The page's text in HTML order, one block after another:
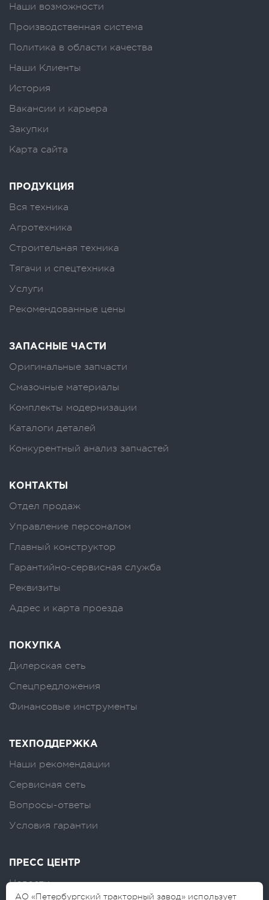
Наши возможности
Производственная система
Политика в области качества
Наши Клиенты
История
Вакансии и карьера
Закупки
Карта сайта
ПРОДУКЦИЯ
Вся техника
Агротехника
Строительная техника
Тягачи и спецтехника
Услуги
Рекомендованные цены
ЗАПАСНЫЕ ЧАСТИ
Оригинальные запчасти
Смазочные материалы
Комплекты модернизации
Каталоги деталей
Конкурентный анализ запчастей
КОНТАКТЫ
Отдел продаж
Управление персоналом
Главный конструктор
Гарантийно-сервисная служба
Реквизиты
Адрес и карта проезда
ПОКУПКА
Дилерская сеть
Спецпредложения
Финансовые инструменты
ТЕХПОДДЕРЖКА
Наши рекомендации
Сервисная сеть
Вопросы-ответы
Условия гарантии
ПРЕСС ЦЕНТР
Новости
АО «Петербургский тракторный завод» использует